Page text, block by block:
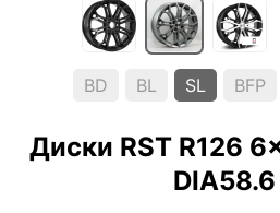
BD BL SL BFP
Диски RST R126
DIA58.6